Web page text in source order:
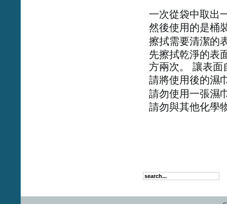
一次從袋中取出
然後使用的是桶
擦拭需要清潔的
先擦拭乾淨的表
方兩次。 讓表面
請將使用後的濕
請勿使用一張濕
請勿與其他化學